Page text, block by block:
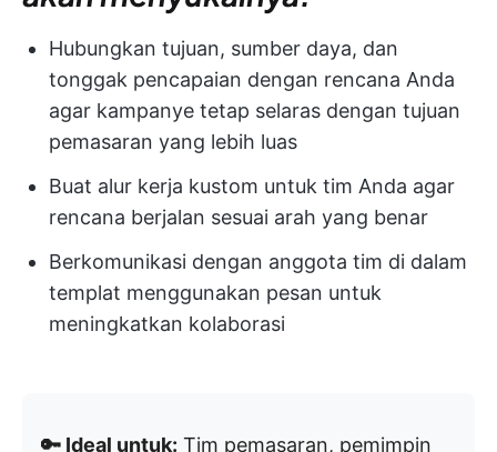
Hubungkan tujuan, sumber daya, dan
tonggak pencapaian dengan rencana Anda
agar kampanye tetap selaras dengan tujuan
pemasaran yang lebih luas
Buat alur kerja kustom untuk tim Anda agar
rencana berjalan sesuai arah yang benar
Berkomunikasi dengan anggota tim di dalam
templat menggunakan pesan untuk
meningkatkan kolaborasi
🔑 Ideal untuk: Tim pemasaran, pemimpin